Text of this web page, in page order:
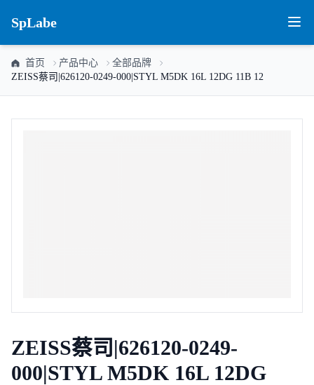
SpLabe
首页 产品中心
全部品牌
ZEISS蔡司|626120-0249-000|STYL M5DK 16L 12DG 11B 12
ZEISS蔡司|626120-0249-
000|STYL M5DK 16L 12DG